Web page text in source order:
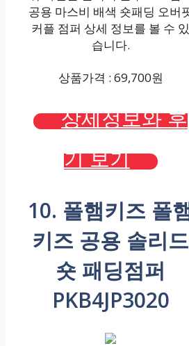
공용 마스비 배색 숏패딩 오버
커플 점퍼 상세 정보를 볼 수 있
습니다.
상품가격 : 69,700원
상세정보와 후
기 보기
10. 폴햄키즈 폴
키즈 공용 솔리드
숏 패딩점퍼
PKB4JP3020